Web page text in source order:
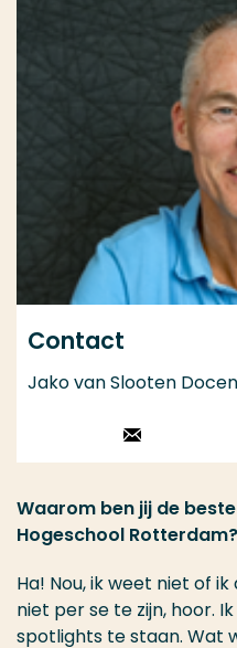
Contact
Jako van Slooten
Stuur een
Waarom ben jij de
Hogeschool Rotterdam?
Ha! Nou, ik weet niet of
niet per se te zijn, hoor.
spotlights te staan. Wat